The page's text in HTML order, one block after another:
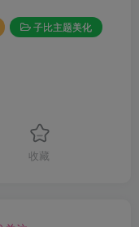
子比主题美化
收藏